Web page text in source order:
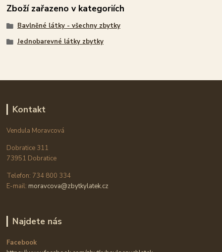
Zboží zařazeno v kategoriích
Bavlněné látky - všechny zbytky
Jednobarevné látky zbytky
Kontakt
Vendula Moravcová
Dobratice 311
73951 Dobratice
Telefon: 734 800 334
E-mail: moravcova@zbytkylatek.cz
Najdete nás
Facebook